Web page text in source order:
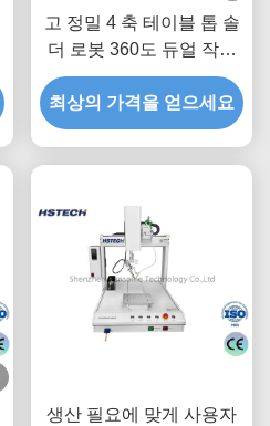
고 정밀 4 축 테이블 톱 솔
더 로봇 360도 듀얼 작업
스테이션
최상의 가격을 얻으세요
생산 필요에 맞게 사용자